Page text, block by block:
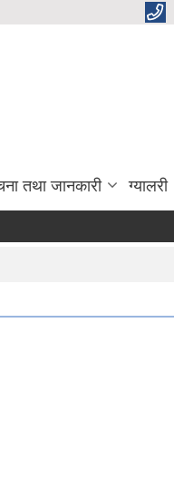
तथा जानकारी ग्यालरी